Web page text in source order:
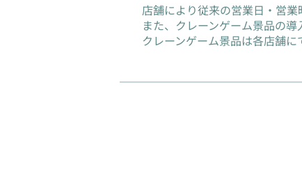
店舗により従来の営業日・営業
また、クレーンゲーム景品の
クレーンゲーム景品は各店舗に